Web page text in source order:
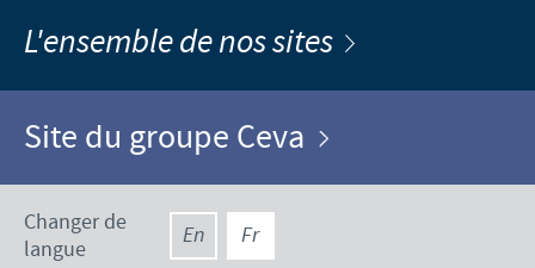
L'ensemble de nos sites
Site du groupe Ceva
Changer de
langue
En Fr